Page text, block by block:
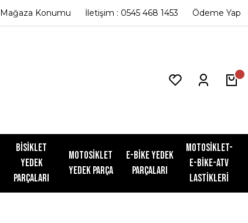
Mağaza Konumu İletişim : 0545 468 1453 Ödeme Yap
Bisiklet
Yedek
Parçaları
Motosiklet
Yedek Parça
E-Bike Yedek
Parçaları
Motosiklet-
E-Bike-ATV
Lastikleri